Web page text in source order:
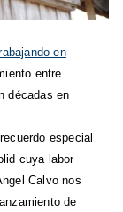
en
entre
décadas en
especial
cuya labor
Calvo nos
de